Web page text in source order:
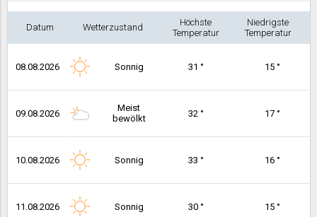
Datum Wetterzustand
Höchste
Temperatur
Niedrigste
Temperatur
08.08.2026 Sonnig 31 ° 15 °
09.08.2026
Meist
bewölkt
32 ° 17 °
10.08.2026 Sonnig 33 ° 16 °
11.08.2026 Sonnig 30 ° 15 °